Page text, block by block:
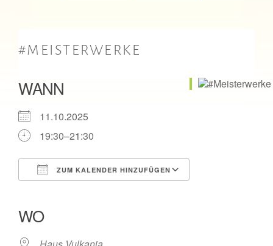
#MEISTERWERKE
WANN
11.10.2025
19:30–21:30
ZUM KALENDER HINZUFÜGEN
WO